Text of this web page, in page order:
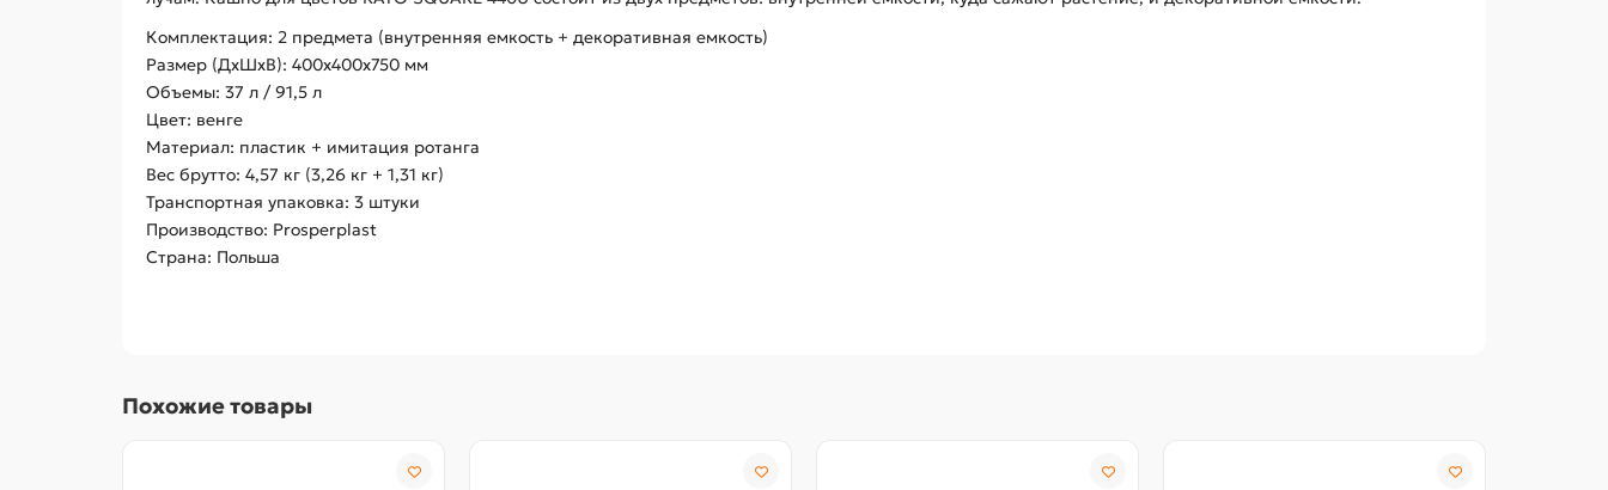
Комплектация: 2 предмета (внутренняя емкость + декоративная емкость)
Размер (ДхШхВ): 400х400х750 мм
Объемы: 37 л / 91,5 л
Цвет: венге
Материал: пластик + имитация ротанга
Вес брутто: 4,57 кг (3,26 кг + 1,31 кг)
Транспортная упаковка: 3 штуки
Производство: Prosperplast
Страна: Польша
Похожие товары